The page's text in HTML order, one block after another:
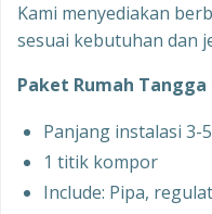
Kami menyediakan
sesuai kebutuhan dan
Paket Rumah Tangga
Panjang instalasi 3-
1 titik kompor
Include: Pipa,